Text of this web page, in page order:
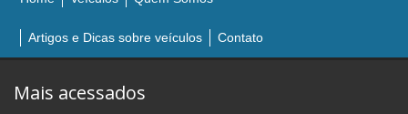
Artigos e Dicas sobre veículos Contato
Mais acessados